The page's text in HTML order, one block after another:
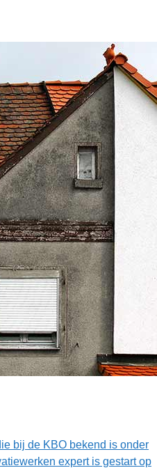
bij de KBO bekend is onder
expert is gestart op